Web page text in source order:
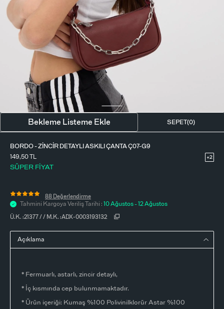
Açıklama
* Fermuarlı, astarlı, zincir detaylı,
* İç kısmında cep bulunmamaktadır.
* Ürün içeriği: Kumaş %100 Polivinilklorür Astar %100
Ü.K. :21377/ / M.K. :ADX-0003193132
BORDO - ZINCIR DETAYLI ASKILI ÇANTA Ç07-G9
SÜPER FİYAT
149,50TL +2
88 Değerlendirme
Tahmini Kargoya Veriliş Tarihi : 10 Ağustos - 12 Ağustos
SEPET(0)
Bekleme Listeme Ekle
T-SHIRT
GÖMLEK
BÜSTIYER
ELBISE
FULAR-SAÇ BANDI
PARFÜM
VÜCUT AKSESUARI